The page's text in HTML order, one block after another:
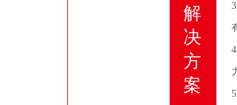
解
决
方
案